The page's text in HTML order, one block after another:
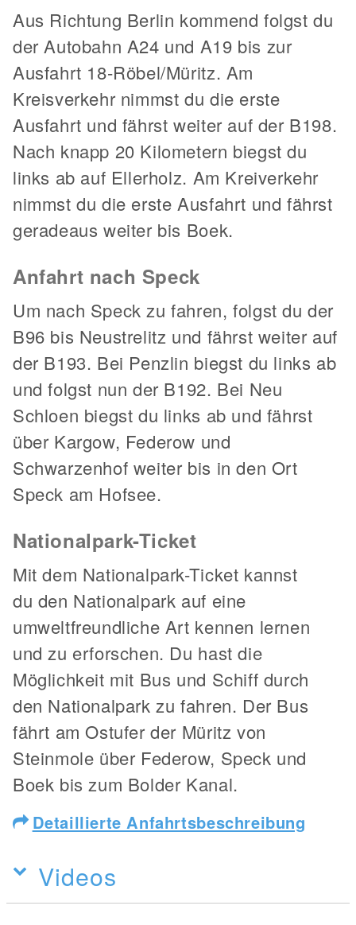
Aus Richtung Berlin kommend folgst du
der Autobahn A24 und A19 bis zur
Ausfahrt 18-Röbel/Müritz. Am
Kreisverkehr nimmst du die erste
Ausfahrt und fährst weiter auf der B198.
Nach knapp 20 Kilometern biegst du
links ab auf Ellerholz. Am Kreiverkehr
nimmst du die erste Ausfahrt und fährst
geradeaus weiter bis Boek.
Anfahrt nach Speck
Um nach Speck zu fahren, folgst du der
B96 bis Neustrelitz und fährst weiter auf
der B193. Bei Penzlin biegst du links ab
und folgst nun der B192. Bei Neu
Schloen biegst du links ab und fährst
über Kargow, Federow und
Schwarzenhof weiter bis in den Ort
Speck am Hofsee.
Nationalpark-Ticket
Mit dem Nationalpark-Ticket kannst
du den Nationalpark auf eine
umweltfreundliche Art kennen lernen
und zu erforschen. Du hast die
Möglichkeit mit Bus und Schiff durch
den Nationalpark zu fahren. Der Bus
fährt am Ostufer der Müritz von
Steinmole über Federow, Speck und
Boek bis zum Bolder Kanal.
Detaillierte Anfahrtsbeschreibung
Videos